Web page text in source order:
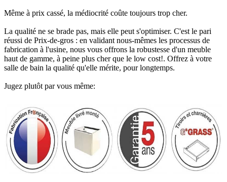
Même à prix cassé, la médiocrité coûte toujours trop cher.
La qualité ne se brade pas, mais elle peut s'optimiser. C'est le pari
réussi de Prix-de-gros : en validant nous-mêmes les processus de
fabrication à l'usine, nous vous offrons la robustesse d'un meuble
haut de gamme, à peine plus cher que le low cost!. Offrez à votre
salle de bain la qualité qu'elle mérite, pour longtemps.
Jugez plutôt par vous même: